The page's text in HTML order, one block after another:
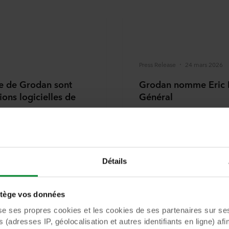
Détails
vos données
ses propres cookies et les cookies de ses partenaires sur
(adresses IP, géolocalisation et autres identifiants en ligne)
de Grodan sont
logicielles de
de substrats en laine de
innovant de
des cultures sous
l’amélioration des
pour les
précises et fiables
de manière
favorisant une prise
basée sur les
Press Release 24 mars 2026
Grodan nomme
Général
Eric Lekkerkerk rejoint
des principaux
il occupe actuellement le
membre du Conseil